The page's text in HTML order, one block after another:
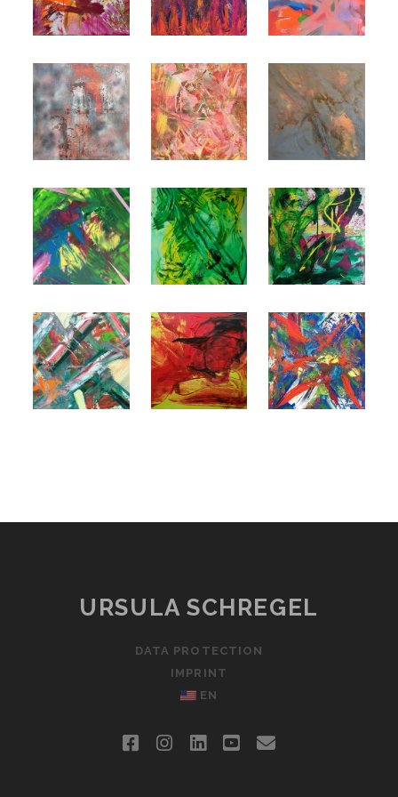
URSULA SCHREGEL
DATA PROTECTION
IMPRINT
EN
facebookinstagram
linkedin
youtube
email